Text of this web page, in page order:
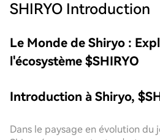
SHIRYO Introduction
Le Monde de Shiryo :
l'écosystème $SHIRYO
Introduction à Shiryo,
Dans le paysage en évolution du